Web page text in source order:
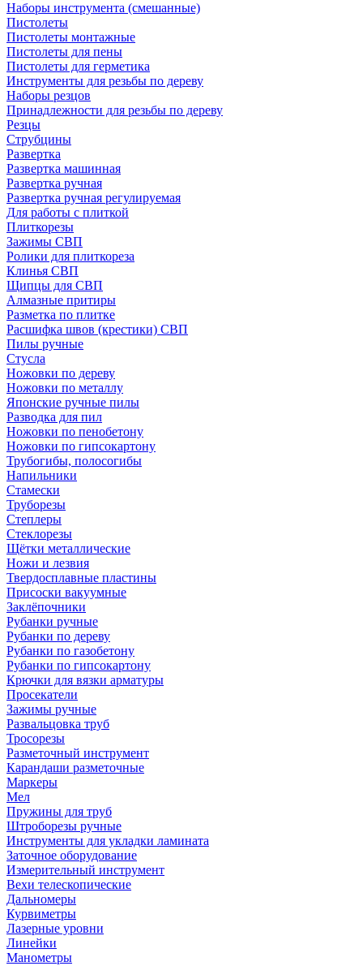
Наборы инструмента (смешанные)
Пистолеты
Пистолеты монтажные
Пистолеты для пены
Пистолеты для герметика
Инструменты для резьбы по дереву
Наборы резцов
Принадлежности для резьбы по дереву
Резцы
Струбцины
Развертка
Развертка машинная
Развертка ручная
Развертка ручная регулируемая
Для работы с плиткой
Плиткорезы
Зажимы СВП
Ролики для плиткореза
Клинья СВП
Щипцы для СВП
Алмазные притиры
Разметка по плитке
Расшифка швов (крестики) СВП
Пилы ручные
Стусла
Ножовки по дереву
Ножовки по металлу
Японские ручные пилы
Разводка для пил
Ножовки по пенобетону
Ножовки по гипсокартону
Трубогибы, полосогибы
Напильники
Стамески
Труборезы
Степлеры
Стеклорезы
Щётки металлические
Ножи и лезвия
Твердосплавные пластины
Присоски вакуумные
Заклёпочники
Рубанки ручные
Рубанки по дереву
Рубанки по газобетону
Рубанки по гипсокартону
Крючки для вязки арматуры
Просекатели
Зажимы ручные
Развальцовка труб
Тросорезы
Разметочный инструмент
Карандаши разметочные
Маркеры
Мел
Пружины для труб
Штроборезы ручные
Инструменты для укладки ламината
Заточное оборудование
Измерительный инструмент
Вехи телескопические
Дальномеры
Курвиметры
Лазерные уровни
Линейки
Манометры